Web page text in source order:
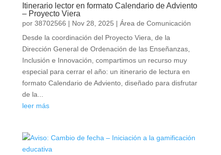
Itinerario lector en formato Calendario de Adviento
– Proyecto Viera
por 38702566 | Nov 28, 2025 | Área de Comunicación
Desde la coordinación del Proyecto Viera, de la
Dirección General de Ordenación de las Enseñanzas,
Inclusión e Innovación, compartimos un recurso muy
especial para cerrar el año: un itinerario de lectura en
formato Calendario de Adviento, diseñado para disfrutar
de la...
leer más